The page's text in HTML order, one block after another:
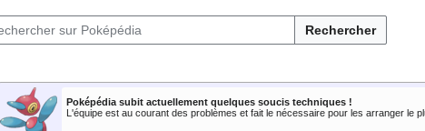
Rechercher
Poképédia subit actuellement quelques soucis techniques !
L'équipe est au courant des problèmes et fait le nécessaire pour les arranger le